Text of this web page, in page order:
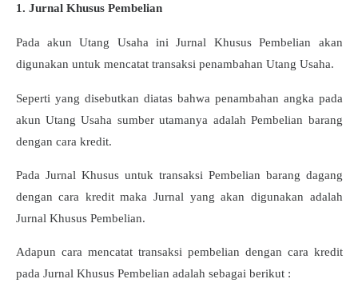
1. Jurnal Khusus Pembelian
Pada akun Utang Usaha ini Jurnal Khusus Pembelian akan
digunakan untuk mencatat transaksi penambahan Utang Usaha.
Seperti yang disebutkan diatas bahwa penambahan angka pada
akun Utang Usaha sumber utamanya adalah Pembelian barang
dengan cara kredit.
Pada Jurnal Khusus untuk transaksi Pembelian barang dagang
dengan cara kredit maka Jurnal yang akan digunakan adalah
Jurnal Khusus Pembelian.
Adapun cara mencatat transaksi pembelian dengan cara kredit
pada Jurnal Khusus Pembelian adalah sebagai berikut :